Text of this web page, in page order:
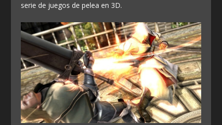
serie de juegos de pelea en 3D.